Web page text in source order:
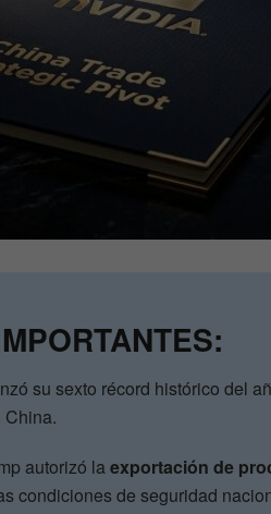
su sexto récord histórico del
China.
autorizó laexportación de
condiciones de seguridad